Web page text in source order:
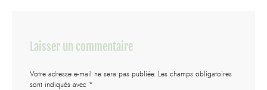
Laisser un commentaire
Votre adresse e-mail ne sera pas publiée. Les champs obligatoires
sont indiqués avec *